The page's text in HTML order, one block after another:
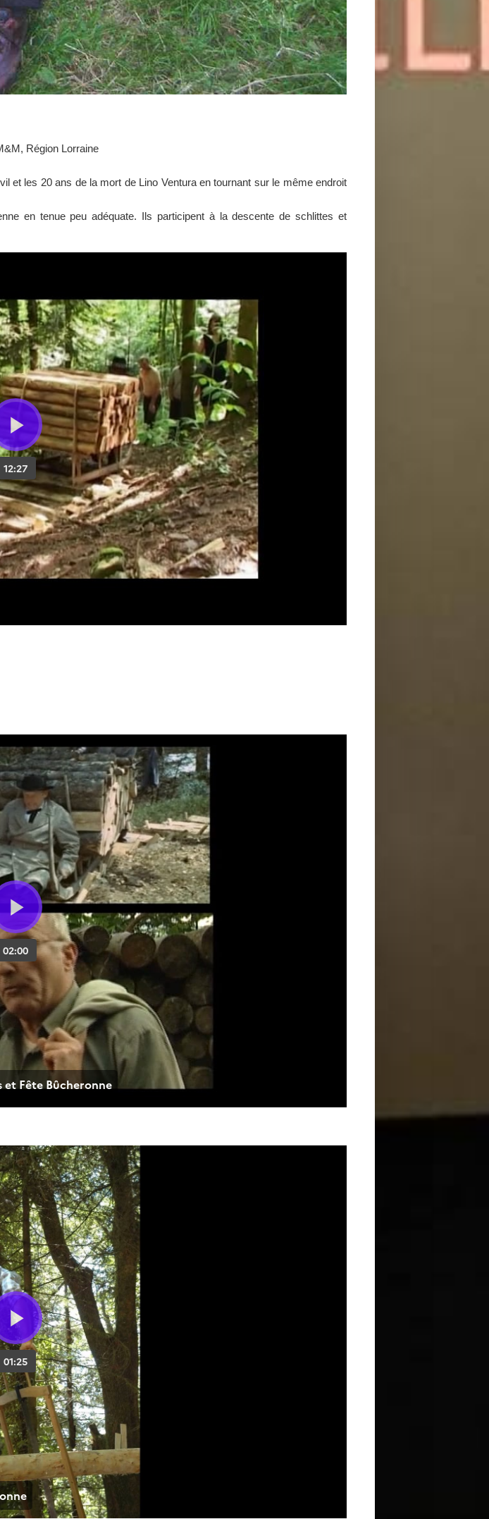
Région Lorraine
et les 20 ans de la mort de Lino Ventura en tournant sur le même endroit
en tenue peu adéquate. Ils participent à la descente de schlittes et